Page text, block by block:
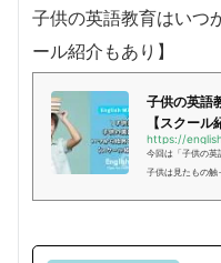
子供の英語教育はいつ
ール紹介もあり】
子供の英語
【スクール
https://
今回は「子供の英
子供は見たもの